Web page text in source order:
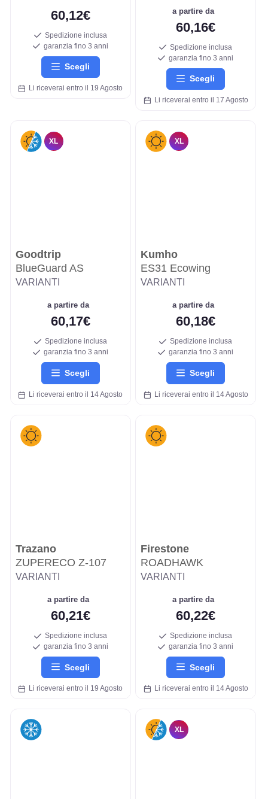
60,12€
Spedizione inclusa
garanzia fino 3 anni
Scegli
Li riceverai entro il 19 Agosto
a partire da
60,16€
Spedizione inclusa
garanzia fino 3 anni
Scegli
Li riceverai entro il 17 Agosto
XL
Goodtrip
BlueGuard AS
VARIANTI
a partire da
60,17€
Spedizione inclusa
garanzia fino 3 anni
Scegli
Li riceverai entro il 14 Agosto
XL
Kumho
ES31 Ecowing
VARIANTI
a partire da
60,18€
Spedizione inclusa
garanzia fino 3 anni
Scegli
Li riceverai entro il 14 Agosto
Trazano
ZUPERECO Z-107
VARIANTI
a partire da
60,21€
Spedizione inclusa
garanzia fino 3 anni
Scegli
Li riceverai entro il 19 Agosto
Firestone
ROADHAWK
VARIANTI
a partire da
60,22€
Spedizione inclusa
garanzia fino 3 anni
Scegli
Li riceverai entro il 14 Agosto
XL